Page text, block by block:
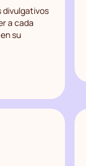
divulgativos
a cada
su